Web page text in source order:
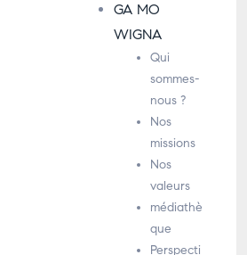
GA MO
WIGNA
Qui
sommes-
nous ?
Nos
missions
Nos
valeurs
médiathè
que
Perspecti